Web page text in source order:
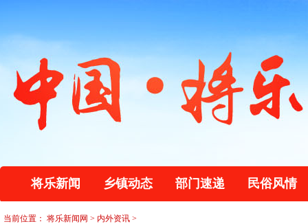
将乐新闻 乡镇动态 部门速递 民俗风情
当前位置： 将乐新闻网 > 内外资讯 >